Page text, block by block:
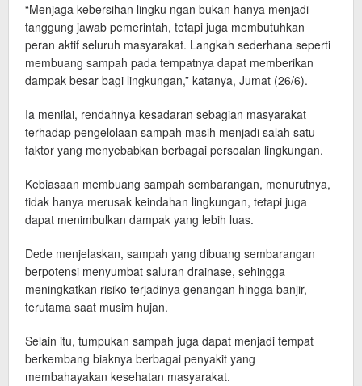
“Menjaga kebersihan lingku ngan bukan hanya menjadi
tanggung jawab pemerintah, tetapi juga membutuhkan
peran aktif seluruh masyarakat. Langkah sederhana seperti
membuang sampah pada tempatnya dapat memberikan
dampak besar bagi lingkungan,” katanya, Jumat (26/6).
Ia menilai, rendahnya kesadaran sebagian masyarakat
terhadap pengelolaan sampah masih menjadi salah satu
faktor yang menyebabkan berbagai persoalan lingkungan.
Kebiasaan membuang sampah sembarangan, menurutnya,
tidak hanya merusak keindahan lingkungan, tetapi juga
dapat menimbulkan dampak yang lebih luas.
Dede menjelaskan, sampah yang dibuang sembarangan
berpotensi menyumbat saluran drainase, sehingga
meningkatkan risiko terjadinya genangan hingga banjir,
terutama saat musim hujan.
Selain itu, tumpukan sampah juga dapat menjadi tempat
berkembang biaknya berbagai penyakit yang
membahayakan kesehatan masyarakat.